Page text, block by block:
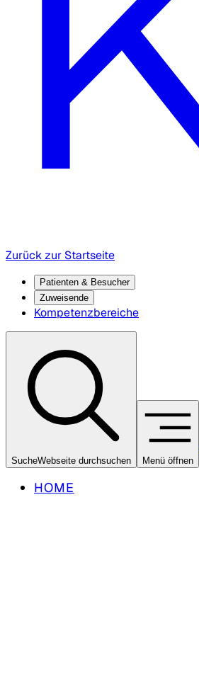
Zurück zur Startseite
Patienten & Besucher
Zuweisende
Kompetenzbereiche
SucheWebseite durchsuchen Menü öffnen
HOME